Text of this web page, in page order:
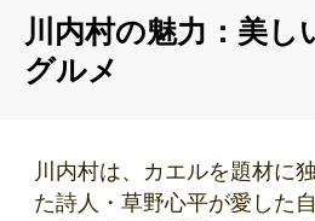
川内村の魅力：美し
グルメ
川内村は、カエルを題材に
た詩人・草野心平が愛した